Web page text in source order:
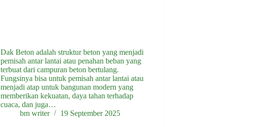
Dak Beton adalah struktur beton yang menjadi
pemisah antar lantai atau penahan beban yang
terbuat dari campuran beton bertulang.
Fungsinya bisa untuk pemisah antar lantai atau
menjadi atap untuk bangunan modern yang
memberikan kekuatan, daya tahan terhadap
cuaca, dan juga…
bm writer
19 September 2025